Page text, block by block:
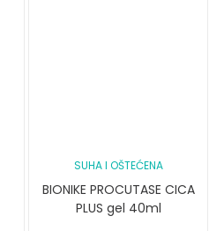
SUHA I OŠTEĆENA
BIONIKE PROCUTASE CICA
PLUS gel 40ml